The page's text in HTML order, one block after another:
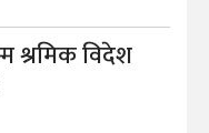
श्रमिक विदेश